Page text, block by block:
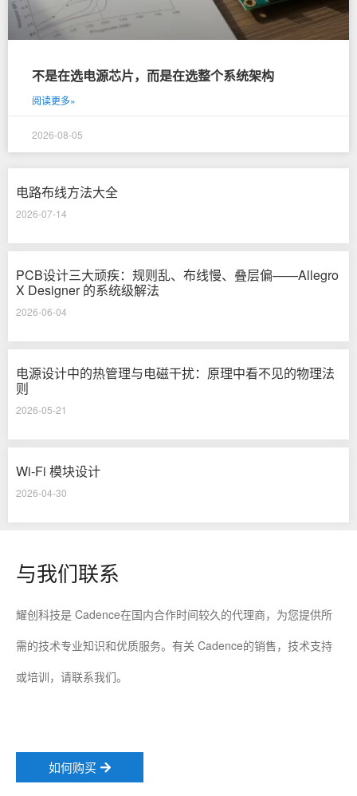
不是在选电源芯片，而是在选整个系统架构
阅读更多»
2026-08-05
电路布线方法大全
2026-07-14
PCB设计三大顽疾：规则乱、布线慢、叠层偏——Allegro
X Designer 的系统级解法
2026-06-04
电源设计中的热管理与电磁干扰：原理中看不见的物理法
则
2026-05-21
Wi-Fi 模块设计
2026-04-30
与我们联系
耀创科技是 Cadence在国内合作时间较久的代理商，为您提供所
需的技术专业知识和优质服务。有关 Cadence的销售，技术支持
或培训，请联系我们。
如何购买